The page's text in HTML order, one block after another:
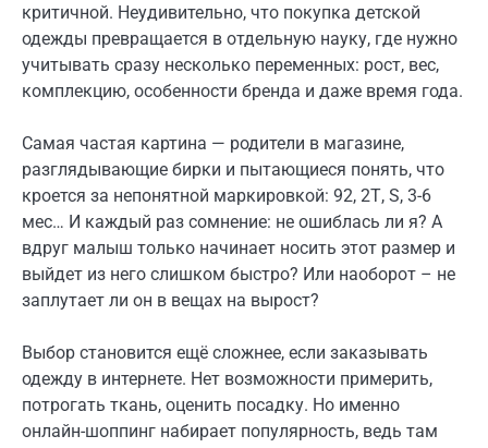
критичной. Неудивительно, что покупка детской
одежды превращается в отдельную науку, где нужно
учитывать сразу несколько переменных: рост, вес,
комплекцию, особенности бренда и даже время года.
Самая частая картина — родители в магазине,
разглядывающие бирки и пытающиеся понять, что
кроется за непонятной маркировкой: 92, 2Т, S, 3-6
мес… И каждый раз сомнение: не ошиблась ли я? А
вдруг малыш только начинает носить этот размер и
выйдет из него слишком быстро? Или наоборот – не
заплутает ли он в вещах на вырост?
Выбор становится ещё сложнее, если заказывать
одежду в интернете. Нет возможности примерить,
потрогать ткань, оценить посадку. Но именно
онлайн-шоппинг набирает популярность, ведь там